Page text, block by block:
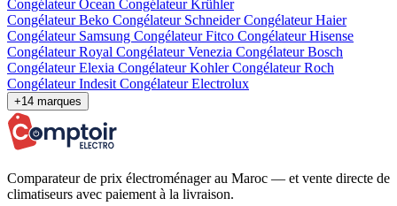
Congélateur Ocean Congélateur Krühler
Congélateur Beko Congélateur SchneiderCongélateur Haier
Congélateur Samsung Congélateur Fitco Congélateur Hisense
Congélateur Royal Congélateur Venezia Congélateur Bosch
Congélateur Elexia Congélateur KohlerCongélateur Roch
Congélateur Indesit Congélateur Electrolux
+14 marques
Comparateur de prix électroménager au Maroc — et vente directe de
climatiseurs avec paiement à la livraison.